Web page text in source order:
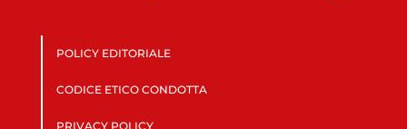
POLICY EDITORIALE
CODICE ETICO CONDOTTA
PRIVACY POLICY